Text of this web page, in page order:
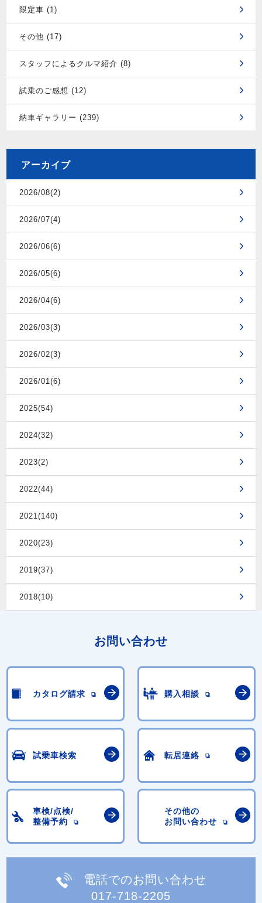
限定車 (1)
その他 (17)
スタッフによるクルマ紹介 (8)
試乗のご感想 (12)
納車ギャラリー (239)
アーカイブ
2026/08(2)
2026/07(4)
2026/06(6)
2026/05(6)
2026/04(6)
2026/03(3)
2026/02(3)
2026/01(6)
2025(54)
2024(32)
2023(2)
2022(44)
2021(140)
2020(23)
2019(37)
2018(10)
お問い合わせ
カタログ請求 購入相談
試乗車検索 転居連絡
車検/点検/
整備予約
その他の
お問い合わせ
電話でのお問い合わせ
017-718-2205